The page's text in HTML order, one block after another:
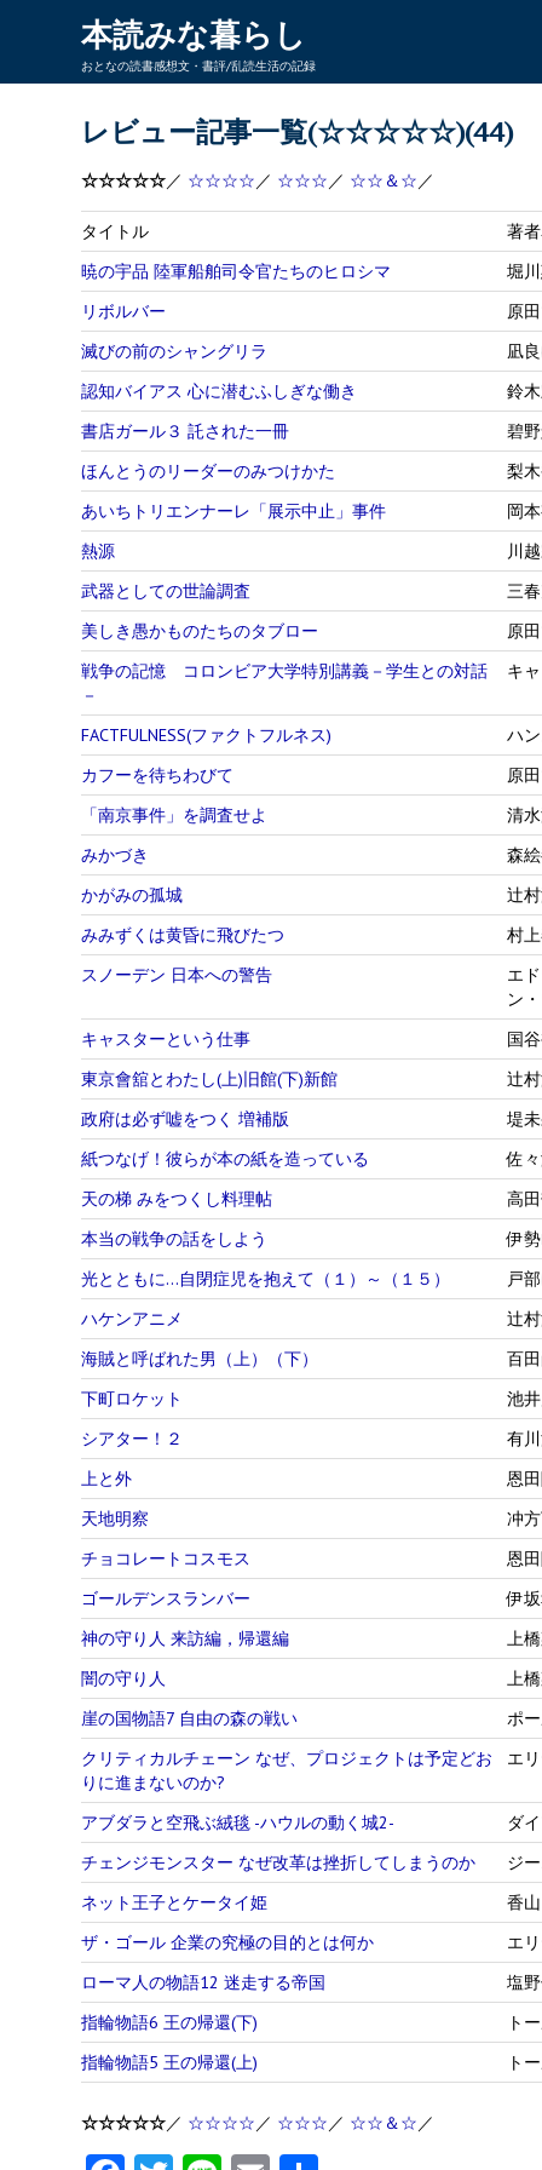
本読みな暮らし
おとなの読書感想文・書評/乱読生活の記録
レビュー記事一覧(☆☆☆☆☆)(44)
☆☆☆☆☆／ ☆☆☆☆／ ☆☆☆／ ☆☆＆☆／
タイトル 著
暁の宇品 陸軍船舶司令官たちのヒロシマ
堀
リボルバー
原
滅びの前のシャングリラ
凪
認知バイアス 心に潜むふしぎな働き
鈴
書店ガール３ 託された一冊
碧
ほんとうのリーダーのみつけかた
梨
あいちトリエンナーレ「展示中止」事件
岡
熱源
川
武器としての世論調査
三
美しき愚かものたちのタブロー
原
戦争の記憶 コロンビア大学特別講義－学生との対話
－
キ
FACTFULNESS(ファクトフルネス) ハ
カフーを待ちわびて
原
「南京事件」を調査せよ
清
みかづき
森
かがみの孤城
辻
みみずくは黄昏に飛びたつ
村
スノーデン 日本への警告
エ
ン
キャスターという仕事 国
東京會舘とわたし(上)旧館(下)新館
辻
政府は必ず嘘をつく 増補版
堤
紙つなげ！彼らが本の紙を造っている
佐
天の梯 みをつくし料理帖
高
本当の戦争の話をしよう
伊
光とともに…自閉症児を抱えて（１）～（１５）
戸
ハケンアニメ
辻
海賊と呼ばれた男（上）（下）
百
下町ロケット
池
シアター！２
有
上と外
恩
天地明察
冲
チョコレートコスモス
恩
ゴールデンスランバー
伊
神の守り人 来訪編，帰還編
上
闇の守り人
上
崖の国物語7 自由の森の戦い
ポ
クリティカルチェーン なぜ、プロジェクトは予定どお
りに進まないのか?
エ
アブダラと空飛ぶ絨毯 -ハウルの動く城2- ダ
チェンジモンスター なぜ改革は挫折してしまうのか
ジ
ネット王子とケータイ姫
香
ザ・ゴール 企業の究極の目的とは何か
エ
ローマ人の物語12 迷走する帝国
塩
指輪物語6 王の帰還(下)
ト
指輪物語5 王の帰還(上)
ト
☆☆☆☆☆／ ☆☆☆☆／ ☆☆☆／ ☆☆＆☆／